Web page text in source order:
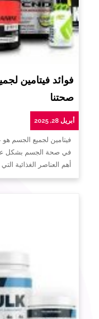
فوائد فيتامين
صحتنا
أبريل 28, 2025
فيتامين لجميع الجسم
في صحة الجسم بشكل
أهم العناصر الغذائية